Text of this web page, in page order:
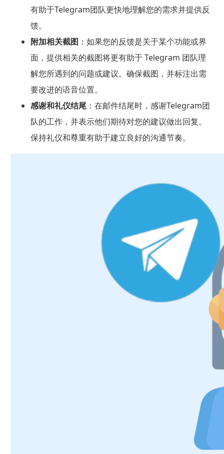
有助于Telegram团队更快地理解您的需求并提供反
馈。
附加相关截图 ：如果您的反馈是关于某个功能或界
面，提供相关的截图将更有助于 Telegram 团队理
解您所遇到的问题或建议。确保截图，并标注出需
要改进的语音位置。
感谢和礼仪结尾：在邮件结尾时，感谢Telegram团
队的工作，并表示他们期待对您的建议做出回复。
保持礼仪和尊重有助于建立良好的沟通节奏。